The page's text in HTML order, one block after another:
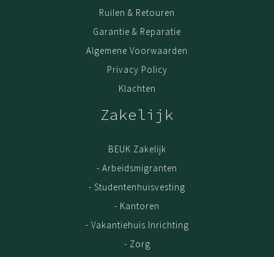
Ruilen & Retouren
Garantie & Reparatie
Algemene Voorwaarden
Privacy Policy
Klachten
Zakelijk
BEUK Zakelijk
- Arbeidsmigranten
- Studentenhuisvesting
- Kantoren
- Vakantiehuis Inrichting
- Zorg